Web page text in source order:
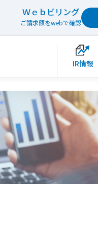
Ｗｅｂビリング
ご請求額をwebで確認
IR情報